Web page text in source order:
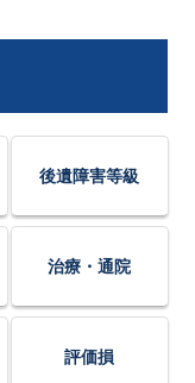
後遺障害等級
治療・通院
評価損